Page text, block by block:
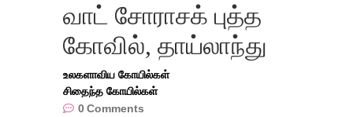
வாட் சோராசக் புத்த
கோவில், தாய்லாந்து
உலகளாவிய கோயில்கள்
சிதைந்த கோயில்கள்
0Comments